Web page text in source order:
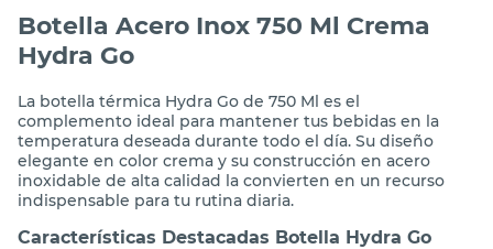
Botella Acero Inox 750 Ml Crema
Hydra Go
La botella térmica Hydra Go de 750 Ml es el
complemento ideal para mantener tus bebidas en la
temperatura deseada durante todo el día. Su diseño
elegante en color crema y su construcción en acero
inoxidable de alta calidad la convierten en un recurso
indispensable para tu rutina diaria.
Características Destacadas Botella Hydra Go